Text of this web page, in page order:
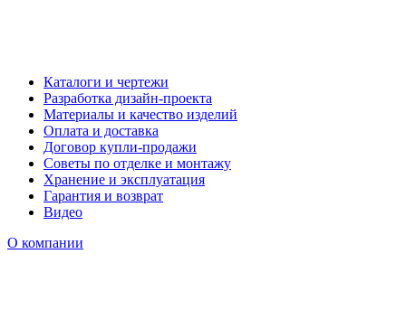
Каталоги и чертежи
Разработка дизайн-проекта
Материалы и качество изделий
Оплата и доставка
Договор купли-продажи
Советы по отделке и монтажу
Хранение и эксплуатация
Гарантия и возврат
Видео
О компании